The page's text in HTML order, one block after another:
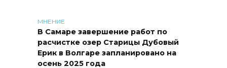
МНЕНИЕ
В Самаре завершение работ по
расчистке озер Старицы Дубовый
Ерик в Волгаре запланировано на
осень 2025 года